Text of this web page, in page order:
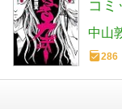
コミ
中山
286